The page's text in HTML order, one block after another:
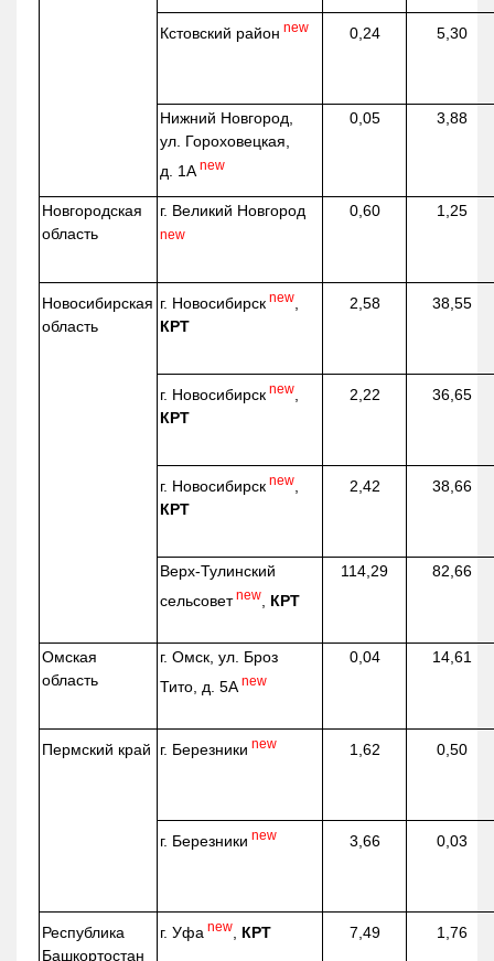
Кстовский район new 0,24 5,30
Нижний Новгород,
ул. Гороховецкая,
д. 1А new
0,05 3,88
Новгородская
область
г. Великий Новгород
new
0,60 1,25
Новосибирская
область
г. Новосибирск new
КРТ
2,58 38,55
г. Новосибирск new
КРТ
2,22 36,65
г. Новосибирск new
КРТ
2,42 38,66
Верх-Тулинский
сельсовет new КРТ
114,29 82,66
Омская
область
г. Омск, ул. Броз
Тито, д. 5А new
0,04 14,61
Пермский край г. Березники new 1,62 0,50
г. Березники new 3,66 0,03
Республика
Башкортостан
г. Уфа new КРТ 7,49 1,76